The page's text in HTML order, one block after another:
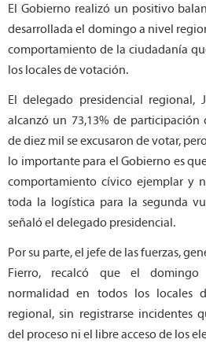
El Gobierno realizó un positivo
desarrollada el domingo a nivel
comportamiento de la ciudadanía
los locales de votación.
El delegado presidencial regional,
alcanzó un 73,13% de participación
de diez mil se excusaron de votar,
lo importante para el Gobierno es
comportamiento cívico ejemplar y
toda la logística para la segunda
señaló el delegado presidencial.
Por su parte, el jefe de las fuerzas,
Fierro, recalcó que el domingo
normalidad en todos los locales
regional, sin registrarse incidentes
del proceso ni el libre acceso de los